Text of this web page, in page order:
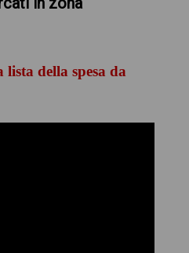
della spesa da